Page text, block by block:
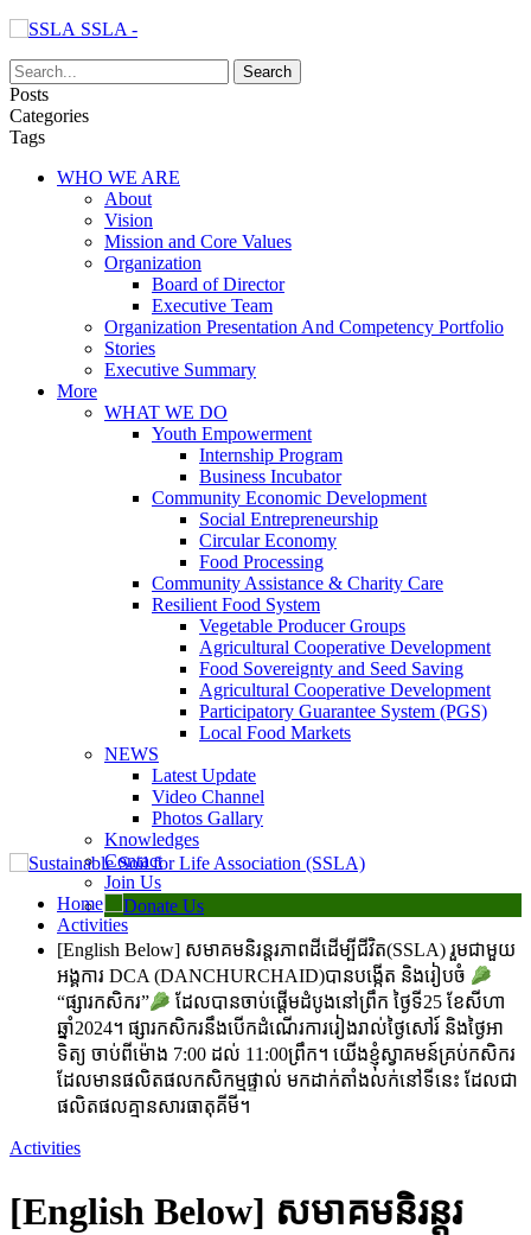
SSLA -
Posts
Categories
Tags
WHO WE ARE
About
Vision
Mission and Core Values
Organization
Board of Director
Executive Team
Organization Presentation And Competency Portfolio
Stories
Executive Summary
More
WHAT WE DO
Youth Empowerment
Internship Program
Business Incubator
Community Economic Development
Social Entrepreneurship
Circular Economy
Food Processing
Community Assistance & Charity Care
Resilient Food System
Vegetable Producer Groups
Agricultural Cooperative Development
Food Sovereignty and Seed Saving
Agricultural Cooperative Development
Participatory Guarantee System (PGS)
Local Food Markets
NEWS
Latest Update
Video Channel
Photos Gallary
Knowledges
Contact
Join Us
Donate Us
Home
Activities
[English Below] សមាគមនិរន្តរភាពដីដើម្បីជីវិត(SSLA) រួមជាមួយ
អង្គការ DCA (DANCHURCHAID)បានបង្កើត និងរៀបចំ
“ផ្សារកសិករ”
ដែលបានចាប់ផ្ដើមដំបូងនៅព្រឹក ថ្ងៃទី25 ខែសីហា
ឆ្នាំ2024។ ផ្សារកសិករនឹងបើកដំណើរការរៀងរាល់ថ្ងៃសៅរ៍ និងថ្ងៃអា
ទិត្យ ចាប់ពីម៉ោង 7:00 ដល់ 11:00ព្រឹក។ យើងខ្ញុំស្វាគមន៍គ្រប់កសិករ
ដែលមានផលិតផលកសិកម្មផ្ទាល់ មកដាក់តាំងលក់នៅទីនេះ ដែលជា
ផលិតផលគ្មានសារធាតុគីមី។
Activities
[English Below] សមាគមនិរន្តរ